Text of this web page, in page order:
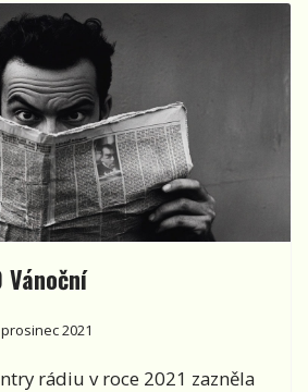
Vánoční
2021
rádiu v roce 2021 zazněla